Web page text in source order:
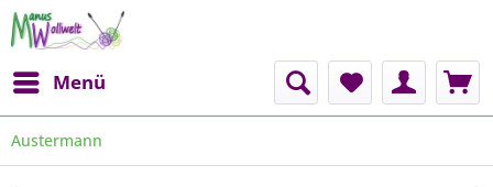
Menü
Austermann